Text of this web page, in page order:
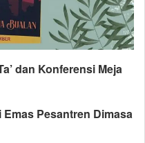
Konferensi Meja
Pesantren Dimasa